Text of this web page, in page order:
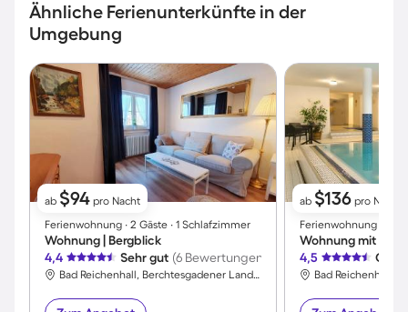
Ähnliche Ferienunterkünfte in der
Umgebung
ab $94 pro Nacht
Ferienwohnung ∙ 2 Gäste ∙ 1 Schlafzimmer
Wohnung | Bergblick
4,4
Sehr gut (6 Bewertungen)
Bad Reichenhall, Berchtesgadener Land, Deutschland
ab $136 pro Nacht
Ferienwohnung ∙ 3
Wohnung mit Pool
4,5